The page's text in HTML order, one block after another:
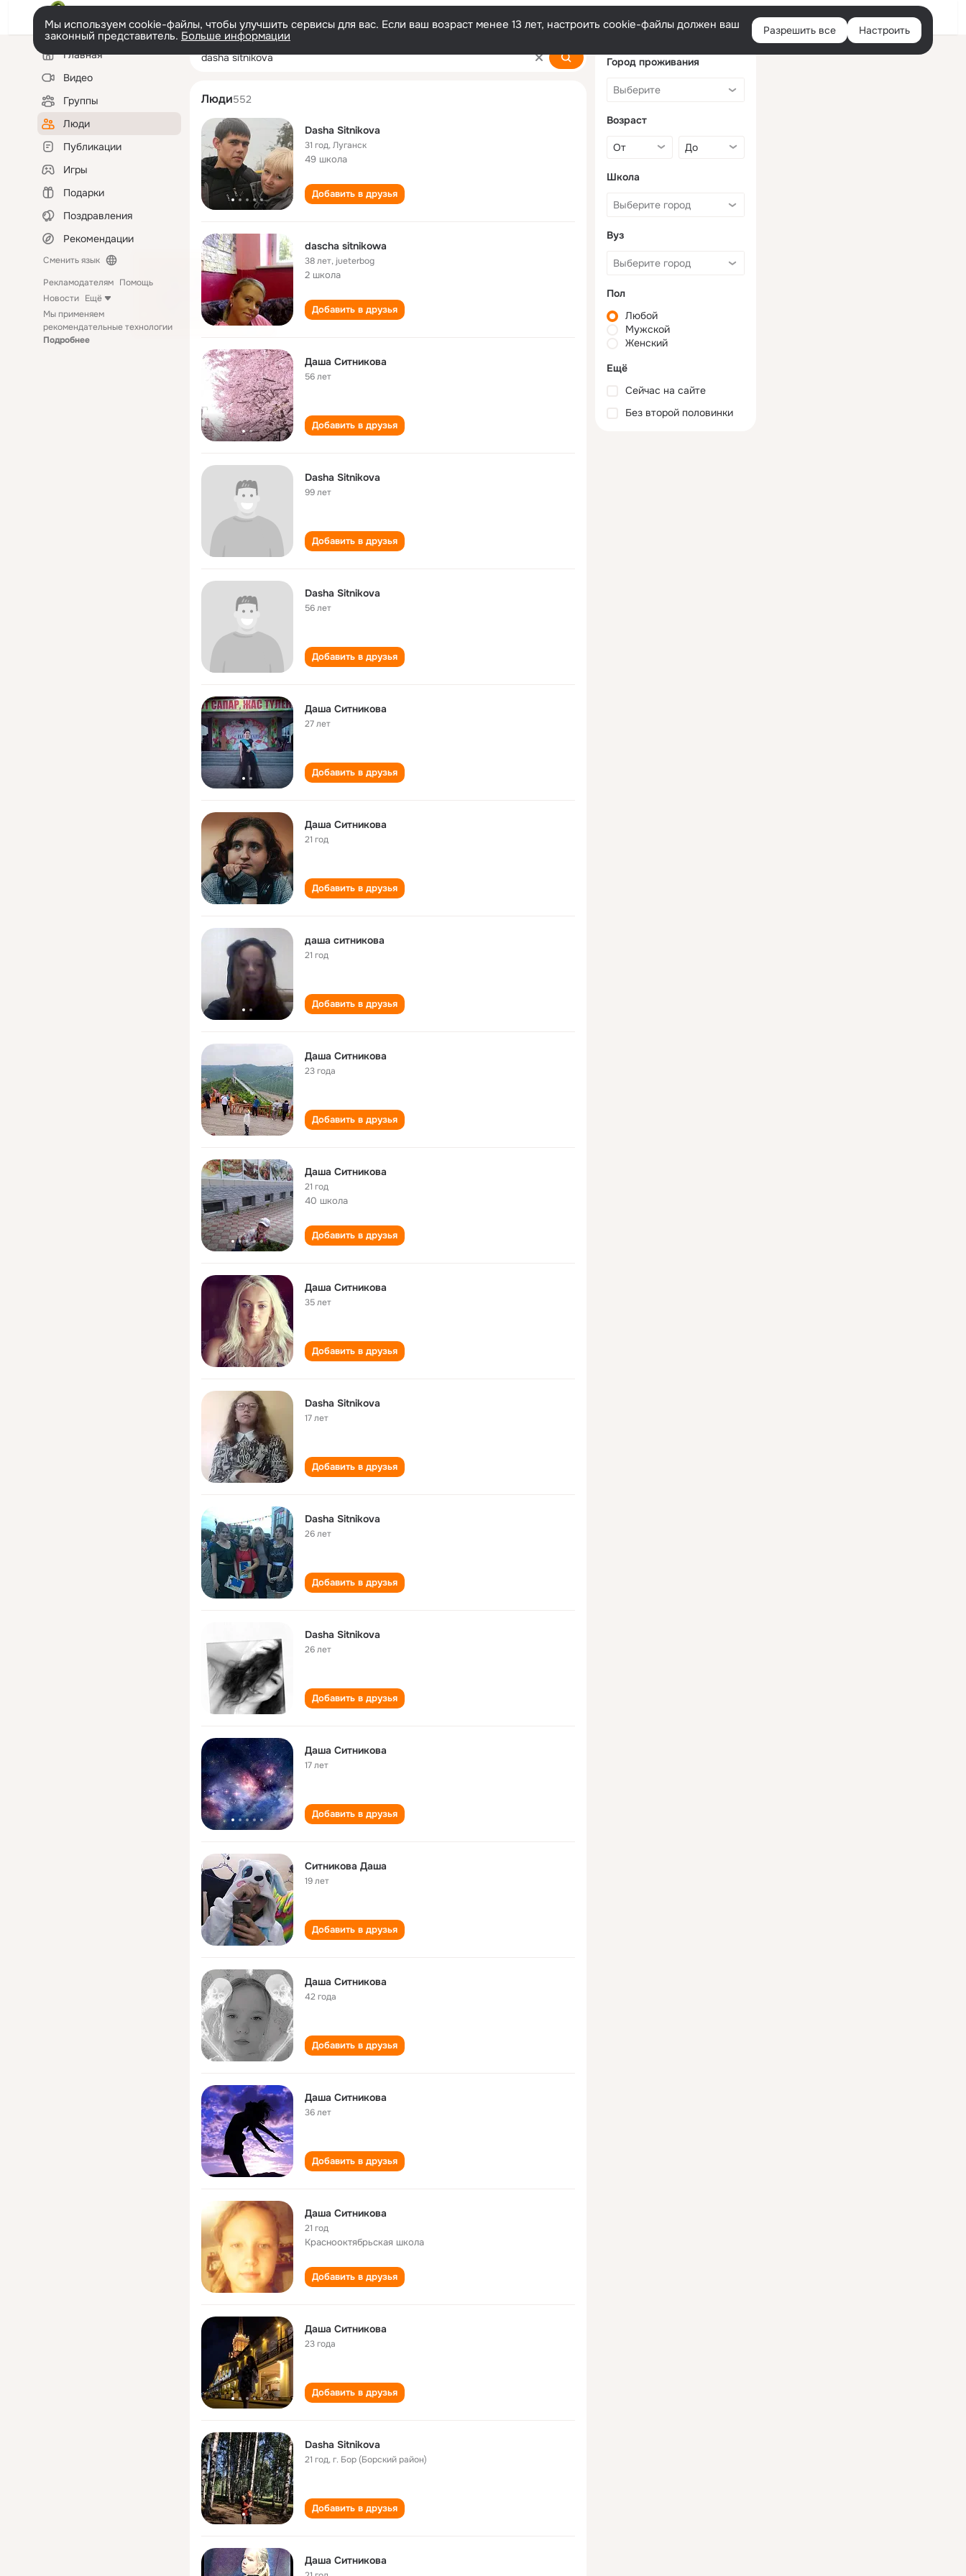
Войти
Мы используем cookie-файлы, чтобы улучшить сервисы для вас. Если ваш возраст менее 13 лет, настроить cookie-файлы должен ваш
законный представитель. Больше информации Разрешить все Настроить
Левая
колонкаГлавная
Видео
Группы
Люди
Публикации
Игры
Подарки
Поздравления
Рекомендации
Сменить язык
Рекламодателям Помощь
Новости Ещё
Мы применяем
рекомендательные технологии
Подробнее
dasha sitnikova
Люди552
Dasha Sitnikova
31 год,Луганск
49 школа
Добавить в друзья
dascha sitnikowa
38 лет, jueterbog
2 школа
Добавить в друзья
Даша Ситникова
56 лет
Добавить в друзья
Dasha Sitnikova
99 лет
Добавить в друзья
Dasha Sitnikova
56 лет
Добавить в друзья
Даша Ситникова
27 лет
Добавить в друзья
Даша Ситникова
21 год
Добавить в друзья
даша ситникова
21 год
Добавить в друзья
Даша Ситникова
23 года
Добавить в друзья
Даша Ситникова
21 год
40 школа
Добавить в друзья
Даша Ситникова
35 лет
Добавить в друзья
Dasha Sitnikova
17 лет
Добавить в друзья
Dasha Sitnikova
26 лет
Добавить в друзья
Dasha Sitnikova
26 лет
Добавить в друзья
Даша Ситникова
17 лет
Добавить в друзья
Ситникова Даша
19 лет
Добавить в друзья
Даша Ситникова
42 года
Добавить в друзья
Даша Ситникова
36 лет
Добавить в друзья
Даша Ситникова
21 год
Краснооктябрьская школа
Добавить в друзья
Даша Ситникова
23 года
Добавить в друзья
Dasha Sitnikova
21 год,г. Бор (Борский район)
Добавить в друзья
Даша Ситникова
Город проживания
Возраст
Школа
Вуз
Пол
Любой
Мужской
Женский
Ещё
Сейчас на сайте
Без второй половинки